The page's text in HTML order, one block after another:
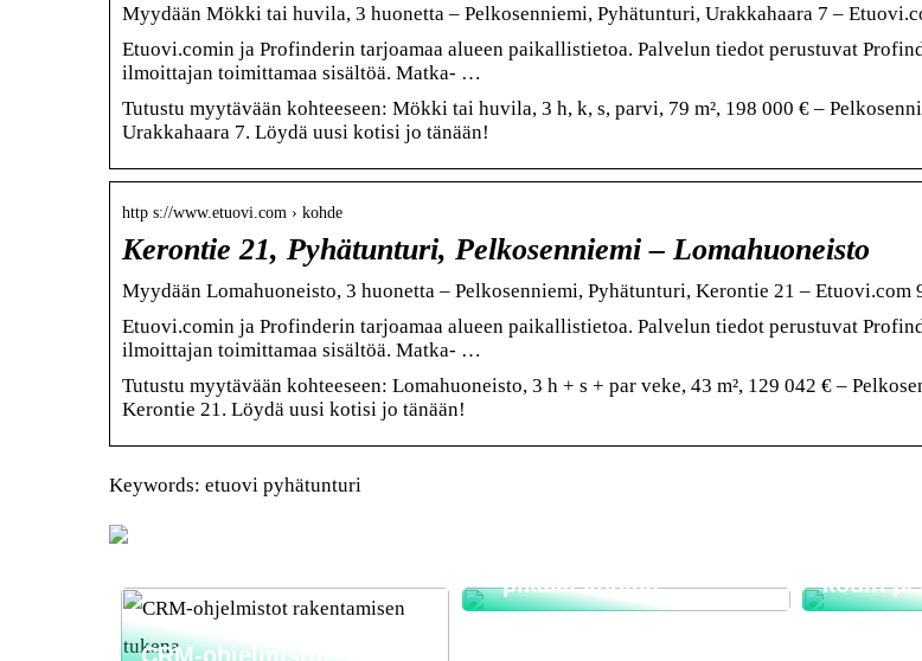
Myydään Mökki tai huvila, 3 huonetta – Pelkosenniemi, Pyhätunturi, Urakkahaara 7 –
Etuovi.comin ja Profinderin tarjoamaa alueen paikallistietoa. Palvelun tiedot perustuvat
ilmoittajan toimittamaa sisältöä. Matka- …
Tutustu myytävään kohteeseen: Mökki tai huvila, 3 h, k, s, parvi, 79 m², 198 000 € –
Urakkahaara 7. Löydä uusi kotisi jo tänään!
http s://www.etuovi.com › kohde
Kerontie 21, Pyhätunturi, Pelkosenniemi – Lomahuoneisto
Myydään Lomahuoneisto, 3 huonetta – Pelkosenniemi, Pyhätunturi, Kerontie 21 – Etuovi.com
Etuovi.comin ja Profinderin tarjoamaa alueen paikallistietoa. Palvelun tiedot perustuvat
ilmoittajan toimittamaa sisältöä. Matka- …
Tutustu myytävään kohteeseen: Lomahuoneisto, 3 h + s + par veke, 43 m², 129 042 € –
Kerontie 21. Löydä uusi kotisi jo tänään!
Keywords: etuovi pyhätunturi
CRM-ohjelmistot
– pikakasinoilla
kodin